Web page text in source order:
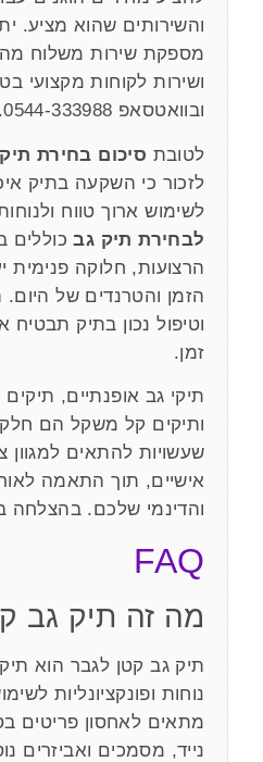
והשירותים שהוא מציע.
ובוואטסאפ 0544-333988.
לטובת סיכום בחירת
לזכור כי השקעה בתיק
לשימוש ארוך טווח
לבחירת תיק גבכוללים
הרצועות, חלוקה פנימית
הזמן והטרנדים של
וטיפול נכון בתיק תבטיח
זמן.
תיקי גב אופנתיים,
ותיקים קל משקל הם
שעשויות להתאים למגוון
אישיים, תוך התאמה
והדינמי שלכם. בהצלחה
FAQ
מה זה תיק גב
תיק גב קטן לגבר הוא
נוחות ופונקציונליות
מתאים לאחסון פריטים
נייד, מסמכים ואביזרים